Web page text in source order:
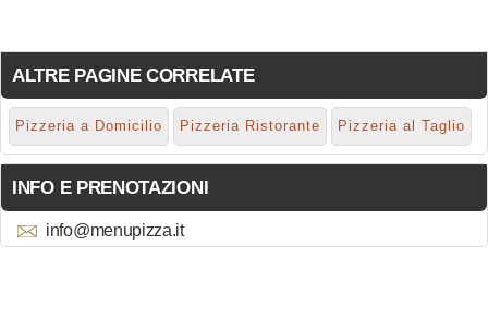
ALTRE PAGINE CORRELATE
Pizzeria a Domicilio Pizzeria Ristorante Pizzeria al Taglio
INFO E PRENOTAZIONI
info@menupizza.it